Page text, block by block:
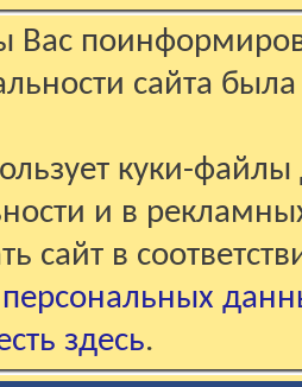
Вас
сайта
куки-файлы
и в
сайт в
здесь.